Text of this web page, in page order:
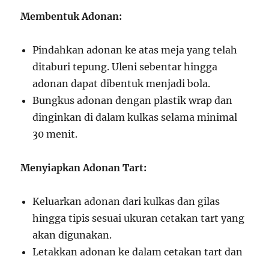
Membentuk Adonan:
Pindahkan adonan ke atas meja yang telah
ditaburi tepung. Uleni sebentar hingga
adonan dapat dibentuk menjadi bola.
Bungkus adonan dengan plastik wrap dan
dinginkan di dalam kulkas selama minimal
30 menit.
Menyiapkan Adonan Tart:
Keluarkan adonan dari kulkas dan gilas
hingga tipis sesuai ukuran cetakan tart yang
akan digunakan.
Letakkan adonan ke dalam cetakan tart dan